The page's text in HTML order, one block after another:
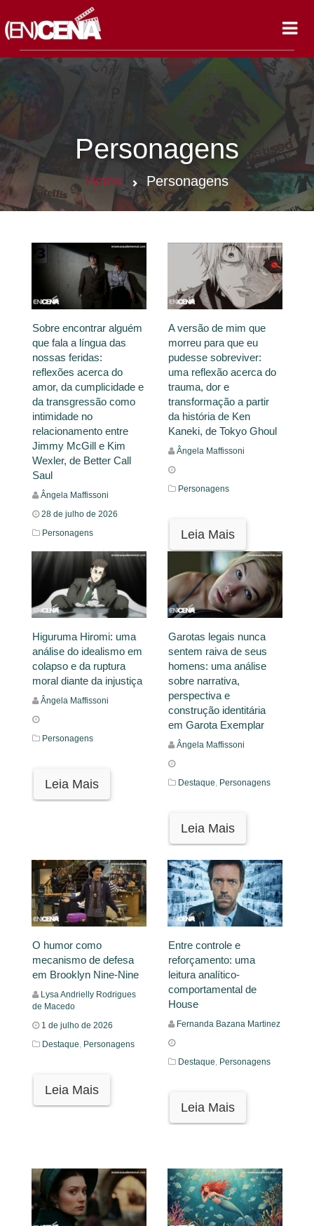
Personagens
Home Personagens
Sobre encontrar alguém
que fala a língua das
nossas feridas:
reflexões acerca do
amor, da cumplicidade e
da transgressão como
intimidade no
relacionamento entre
Jimmy McGill e Kim
Wexler, de Better Call
Saul
Ângela Maffissoni
28 de julho de 2026
Personagens
Leia Mais
A versão de mim que
morreu para que eu
pudesse sobreviver:
uma reflexão acerca do
trauma, dor e
transformação a partir
da história de Ken
Kaneki, de Tokyo Ghoul
Ângela Maffissoni
Personagens
Leia Mais
Higuruma Hiromi: uma
análise do idealismo em
colapso e da ruptura
moral diante da injustiça
Ângela Maffissoni
Personagens
Leia Mais
Garotas legais nunca
sentem raiva de seus
homens: uma análise
sobre narrativa,
perspectiva e
construção identitária
em Garota Exemplar
Ângela Maffissoni
Destaque, Personagens
Leia Mais
O humor como
mecanismo de defesa
em Brooklyn Nine-Nine
Lysa Andrielly Rodrigues
de Macedo
1 de julho de 2026
Destaque, Personagens
Leia Mais
Entre controle e
reforçamento: uma
leitura analítico-
comportamental de
House
Fernanda Bazana Martinez
Destaque, Personagens
Leia Mais